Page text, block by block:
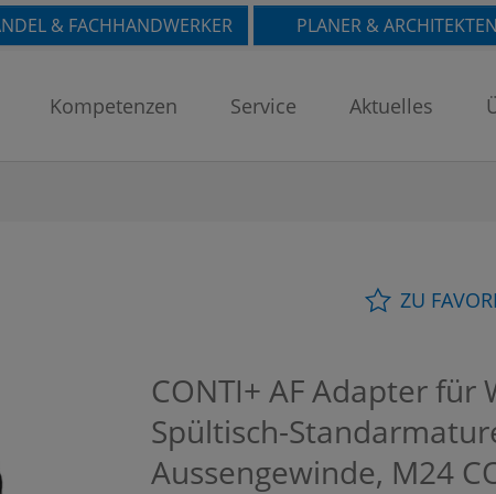
& FACHHANDWERKER PLANER & ARCHITEKTEN
Kompetenzen Service Aktuelles
ZU
CONTI+ AF Adapter für
Spültisch-
Aussengewinde, M24